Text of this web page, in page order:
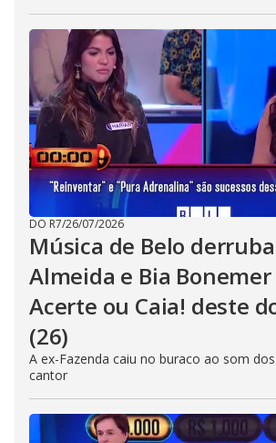
DO R7/26/07/2026
Música de Belo
Almeida e Bia
Acerte ou Caia! deste
(26)
A ex-Fazenda caiu no buraco ao som
cantor